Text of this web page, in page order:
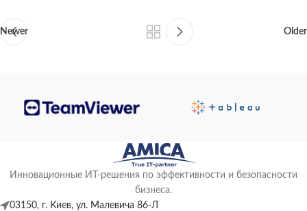
Newer Older
Инновационные ИТ-решения по эффективности и безопасности
бизнеса.
03150, г. Киев, ул. Малевича 86-Л